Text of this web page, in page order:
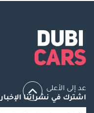
عد إلى الأعلى
اشترك في نشراتنا